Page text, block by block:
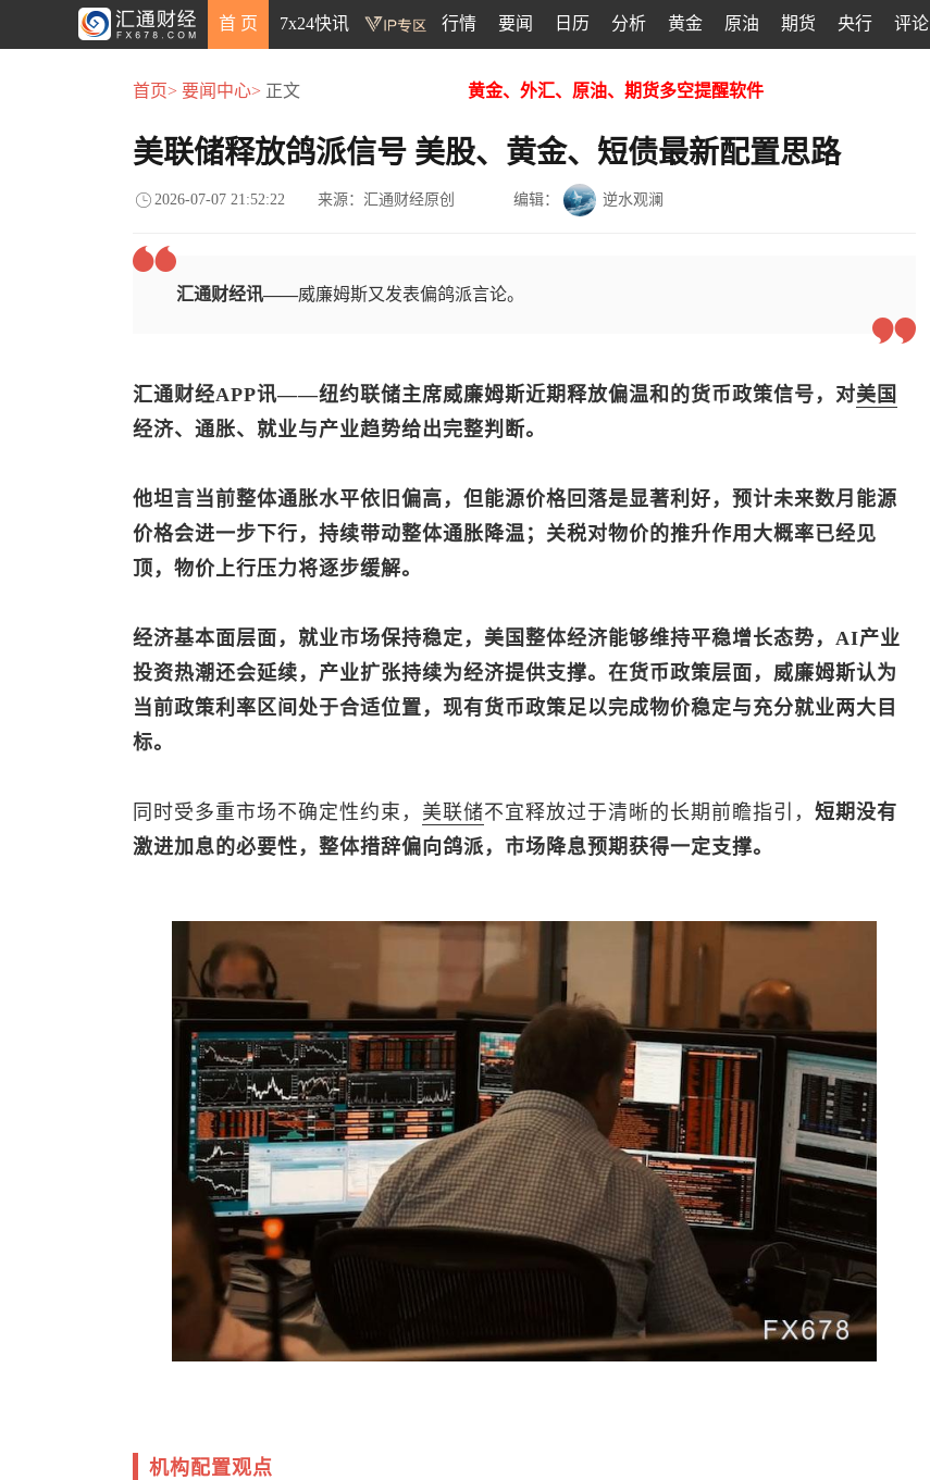
首 页 7x24快讯 行情 要闻 日历 分析 黄金 原油 期货 央行 评论
首页> 要闻中心> 正文 黄金、外汇、原油、期货多空提醒软件
美联储释放鸽派信号 美股、黄金、短债最新配置思路
2026-07-07 21:52:22 来源：汇通财经原创 编辑： 逆水观澜
汇通财经讯——威廉姆斯又发表偏鸽派言论。
汇通财经APP讯——纽约联储主席威廉姆斯近期释放偏温和的货币政策信号，对美国
经济、通胀、就业与产业趋势给出完整判断。
他坦言当前整体通胀水平依旧偏高，但能源价格回落是显著利好，预计未来数月能源
价格会进一步下行，持续带动整体通胀降温；关税对物价的推升作用大概率已经见
顶，物价上行压力将逐步缓解。
经济基本面层面，就业市场保持稳定，美国整体经济能够维持平稳增长态势，AI产业
投资热潮还会延续，产业扩张持续为经济提供支撑。在货币政策层面，威廉姆斯认为
当前政策利率区间处于合适位置，现有货币政策足以完成物价稳定与充分就业两大目
标。
同时受多重市场不确定性约束， 美联储不宜释放过于清晰的长期前瞻指引， 短期没有
激进加息的必要性，整体措辞偏向鸽派，市场降息预期获得一定支撑。
机构配置观点